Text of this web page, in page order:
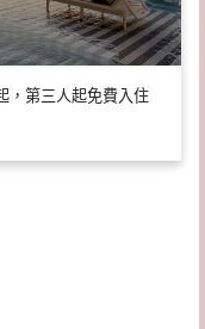
，第三人起免費入住